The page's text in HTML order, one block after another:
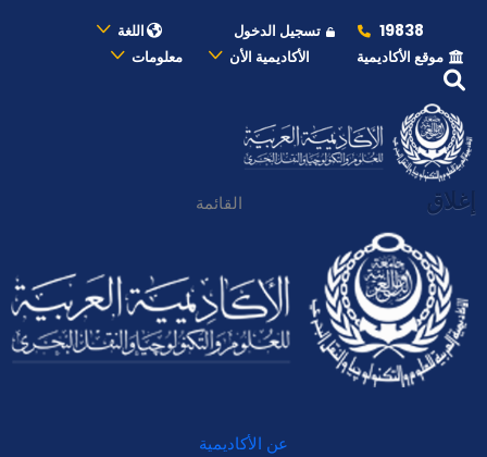
19838 تسجيل الدخول
اللغة
موقع الأكاديمية
الأكاديمية الأن معلومات
إغلاق القائمة
عن الأكاديمية